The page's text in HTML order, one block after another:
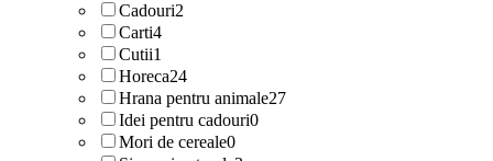
Cadouri2
Carti4
Cutii1
Horeca24
Hrana pentru animale27
Idei pentru cadouri0
Mori de cereale0